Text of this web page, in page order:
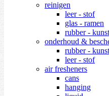
reinigen
leer - stof
glas - ramen
rubber -
onderhoud &
rubber -
leer - stof
air fresheners
cans
hanging